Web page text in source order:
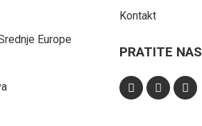
Europe
Kontakt
PRATITE NAS